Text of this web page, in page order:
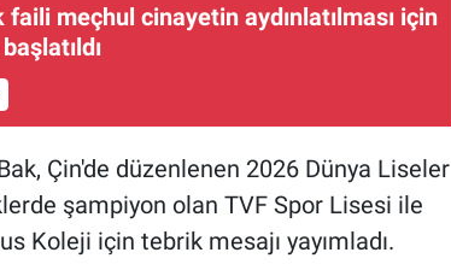
faili meçhul cinayetin aydınlatılması için
Çin'de düzenlenen 2026 Dünya Liseler
şampiyon olan TVF Spor Lisesi ile
Koleji için tebrik mesajı yayımladı.